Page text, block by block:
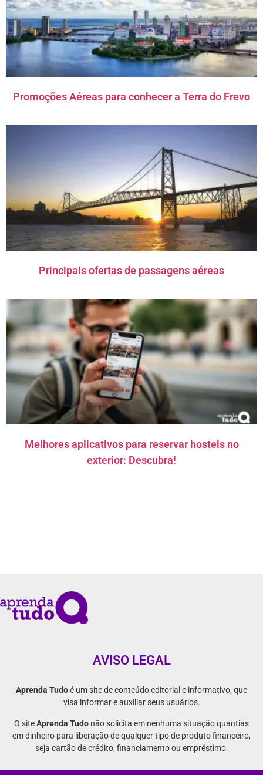
Promoções Aéreas para conhecer a Terra do Frevo
Principais ofertas de passagens aéreas
Melhores aplicativos para reservar hostels no
exterior: Descubra!
AVISO LEGAL
Aprenda Tudoé um site de conteúdo editorial e informativo, que
visa informar e auxiliar seus usuários.
O siteAprenda Tudo não solicita em nenhuma situação quantias
em dinheiro para liberação de qualquer tipo de produto financeiro,
seja cartão de crédito, financiamento ou empréstimo.